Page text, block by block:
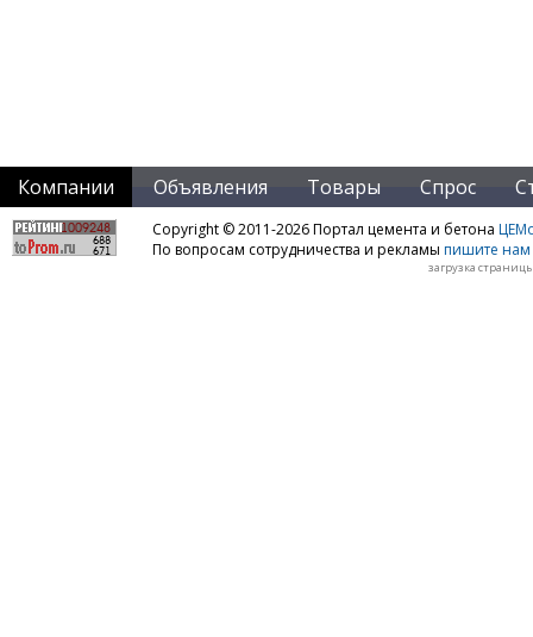
Компании Объявления Товары Спрос
Copyright © 2011-2026 Портал цемента и бетона
По вопросам сотрудничества и рекламы пишите нам
загрузка